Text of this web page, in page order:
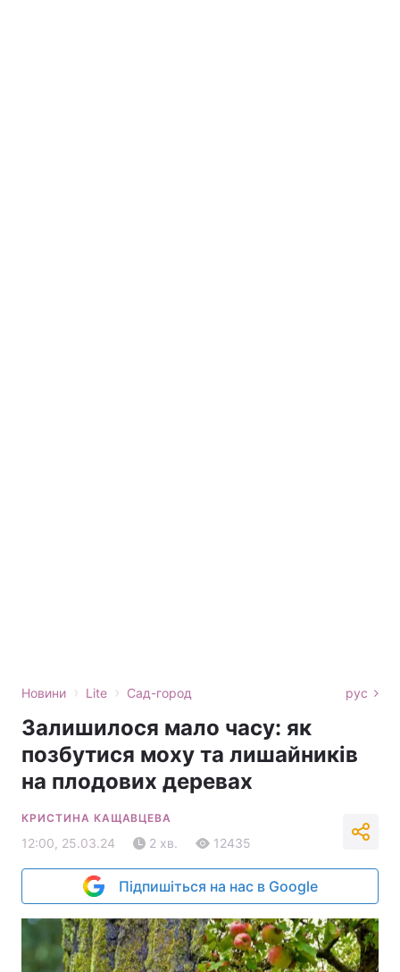
Новини › Lite › Сад-город рус
Залишилося мало часу: як
позбутися моху та лишайників
на плодових деревах
КРИСТИНА КАЩАВЦЕВА
12:00, 25.03.24 2 хв. 12435
Підпишіться на нас в Google